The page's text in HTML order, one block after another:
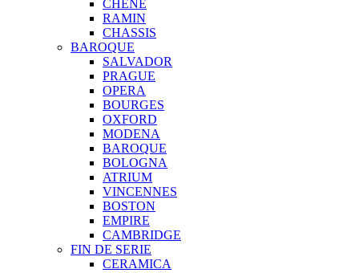
CHENE
RAMIN
CHASSIS
BAROQUE
SALVADOR
PRAGUE
OPERA
BOURGES
OXFORD
MODENA
BAROQUE
BOLOGNA
ATRIUM
VINCENNES
BOSTON
EMPIRE
CAMBRIDGE
FIN DE SERIE
CERAMICA